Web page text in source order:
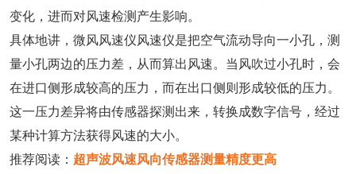
变化，进而对风速检测产生影响。
具体地讲，微风风速仪风速仪是把空气流动导向一小孔，测
量小孔两边的压力差，从而算出风速。当风吹过小孔时，会
在进口侧形成较高的压力，而在出口侧则形成较低的压力。
这一压力差异将由传感器探测出来，转换成数字信号，经过
某种计算方法获得风速的大小。
推荐阅读： 超声波风速风向传感器测量精度更高